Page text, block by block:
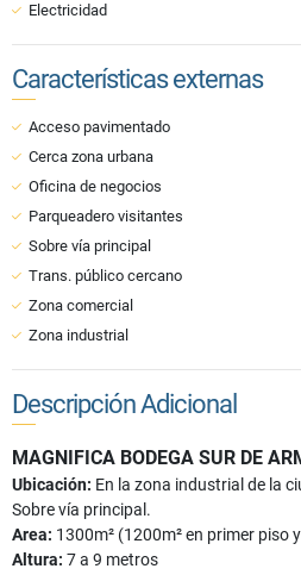
Electricidad
Características externas
Acceso pavimentado
Cerca zona urbana
Oficina de negocios
Parqueadero visitantes
Sobre vía principal
Trans. público cercano
Zona comercial
Zona industrial
Descripción Adicional
MAGNIFICA BODEGA SUR DE
Ubicación: En la zona industrial de la
Sobre vía principal.
Area: 1300m² (1200m² en primer piso
Altura: 7 a 9 metros